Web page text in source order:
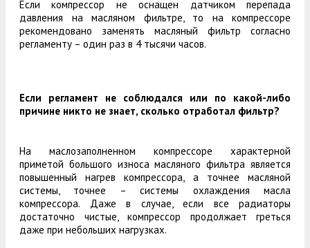
Если компрессор не оснащен датчиком перепада
давления на масляном фильтре, то на компрессоре
рекомендовано заменять масляный фильтр согласно
регламенту – один раз в 4 тысячи часов.
Если регламент не соблюдался или по какой-либо
причине никто не знает, сколько отработал фильтр?
На маслозаполненном компрессоре характерной
приметой большого износа масляного фильтра является
повышенный нагрев компрессора, а точнее масляной
системы, точнее – системы охлаждения масла
компрессора. Даже в случае, если все радиаторы
достаточно чистые, компрессор продолжает греться
даже при небольших нагрузках.